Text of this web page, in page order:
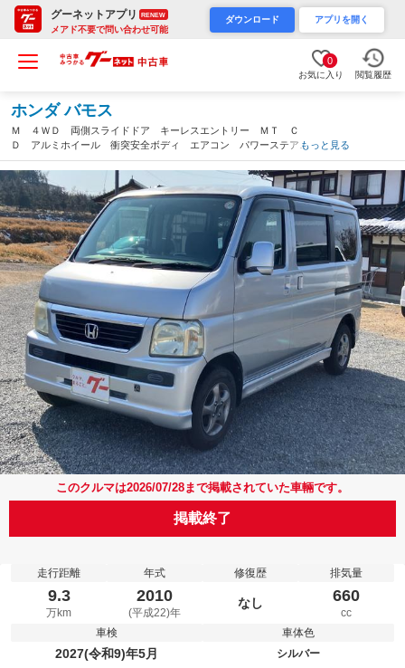
グーネットアプリ RENEW
メアド不要で問い合わせ可能
ダウンロード アプリを開く
0
お気に入り 閲覧履歴
ホンダ バモス
Ｍ ４ＷＤ 両側スライドドア キーレスエントリー ＭＴ Ｃ
Ｄ アルミホイール 衝突安全ボディ エアコン パワーステアリ
ング パワーウィンドウ（広島県）
もっと見る
このクルマは2026/07/28まで掲載されていた車輛です。
掲載終了
走行距離
9.3
万km
年式
2010
(平成22)年
修復歴
なし
排気量
660
cc
車検
2027(令和9)年5月
車体色
シルバー